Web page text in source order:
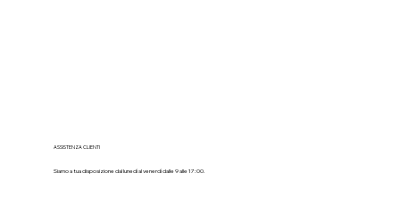
ASSISTENZA CLIENTI
Siamo a tua disposizione dal lunedì al venerdì dalle 9 alle 17:00.